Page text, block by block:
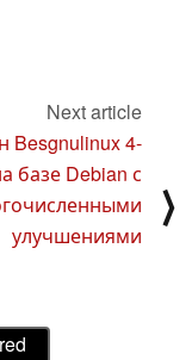
Next article
Besgnulinux 4-
базе Debian с
улучшениями
⟩